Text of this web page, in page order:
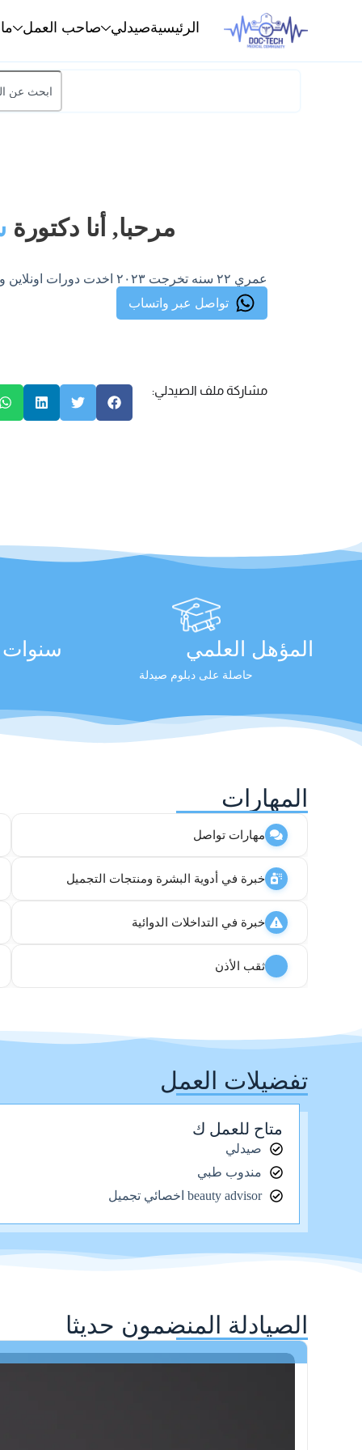
الرئيسيةصيدلي صاحب العمل
مرحبا, أنا دكتورة
عمري ٢٢ سنه تخرجت ٢٠٢٣ اخدت دورات اونلاين وحاليا عن اتدرب بصيدليه
تواصل عبر واتساب
مشاركة ملف الصيدلي:
المؤهل العلمي
حاصلة على دبلوم صيدلة
سنوات
المهارات
مهارات تواصل
خبرة في أدوية البشرة ومنتجات التجميل
خبرة في التداخلات الدوائية
ثقب الأذن
تفضيلات العمل
متاح للعمل ك
صيدلي
مندوب طبي
beauty advisor اخصائي تجميل
الصيادلة المنضمون حديثا